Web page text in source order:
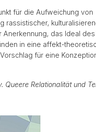
für die Aufweichung von
rassistischer,
das Ideal
in eine affekt-
Vorschlag für eine
Queere Relationalität und